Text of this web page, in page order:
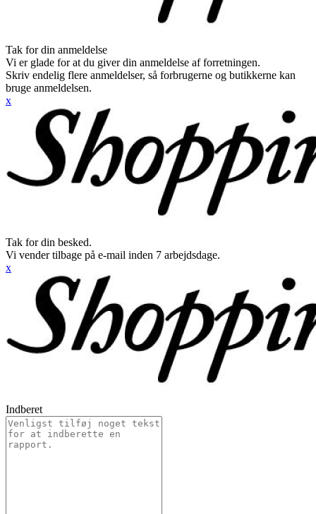
Tak for din anmeldelse
Vi er glade for at du giver din anmeldelse af forretningen.
Skriv endelig flere anmeldelser, så forbrugerne og butikkerne kan
bruge anmeldelsen.
x
Tak for din besked.
Vi vender tilbage på e-mail inden 7 arbejdsdage.
x
Indberet